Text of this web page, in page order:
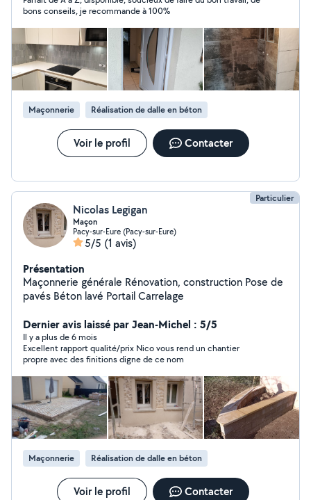
bons conseils, je recommande à 100%
Maçonnerie Réalisation de dalle en béton
Voir le profil Contacter
Particulier
Nicolas Legigan
Maçon
Pacy-sur-Eure (Pacy-sur-Eure)
5/5 (1 avis)
Présentation
Maçonnerie générale Rénovation, construction Pose de
pavés Béton lavé Portail Carrelage
Dernier avis laissé par Jean-Michel : 5/5
Il y a plus de 6 mois
Excellent rapport qualité/prix Nico vous rend un chantier
propre avec des finitions digne de ce nom
Maçonnerie Réalisation de dalle en béton
Voir le profil Contacter